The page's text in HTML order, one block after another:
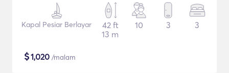
Kapal Pesiar Berlayar
42 ft
13 m
10 3 3
$1,020 /malam